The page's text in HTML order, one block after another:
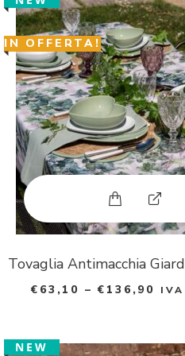
d
p
h
o
t
o
IN OFFERTA!
E
x
p
a
Tovaglia Antimacchia
€ 63,10 –€ 136,90
NEW